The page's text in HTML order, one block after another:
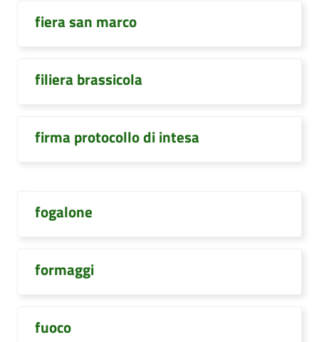
fiera san marco
filiera brassicola
firma protocollo di intesa
fogalone
formaggi
fuoco